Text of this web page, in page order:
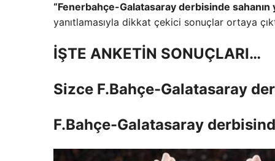
“Fenerbahçe-Galatasaray derbisinde sahanın
yanıtlamasıyla dikkat çekici sonuçlar ortaya
İŞTE ANKETİN SONUÇLARI…
Sizce F.Bahçe-Galatasaray
F.Bahçe-Galatasaray